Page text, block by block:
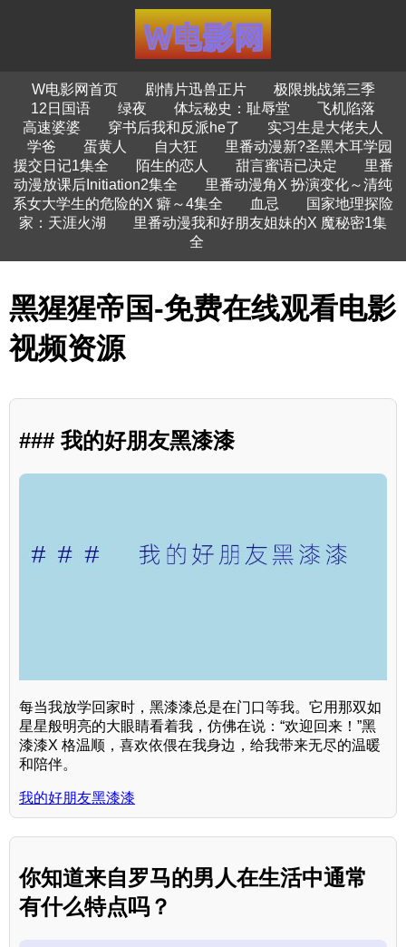
W电影网首页 剧情片迅兽正片
极限挑战第三季
12日国语
绿夜 体坛秘史：耻辱堂
飞机陷落
高速婆婆
穿书后我和反派he了
实习生是大佬夫人
学爸
蛋黄人 自大狂
里番动漫新?圣黑木耳学园
援交日记1集全
陌生的恋人 甜言蜜语已决定
里番
动漫放课后Initiation2集全
里番动漫角X 扮演变化～清纯
系女大学生的危险的X 癖～4集全
血忌
国家地理探险
家：天涯火湖
里番动漫我和好朋友姐妹的X 魔秘密1集
全
黑猩猩帝国-免费在线观看电影
视频资源
### 我的好朋友黑漆漆
每当我放学回家时，黑漆漆总是在门口等我。它用那双如
星星般明亮的大眼睛看着我，仿佛在说：“欢迎回来！”黑
漆漆X 格温顺，喜欢依偎在我身边，给我带来无尽的温暖
和陪伴。
我的好朋友黑漆漆
你知道来自罗马的男人在生活中通常
有什么特点吗？